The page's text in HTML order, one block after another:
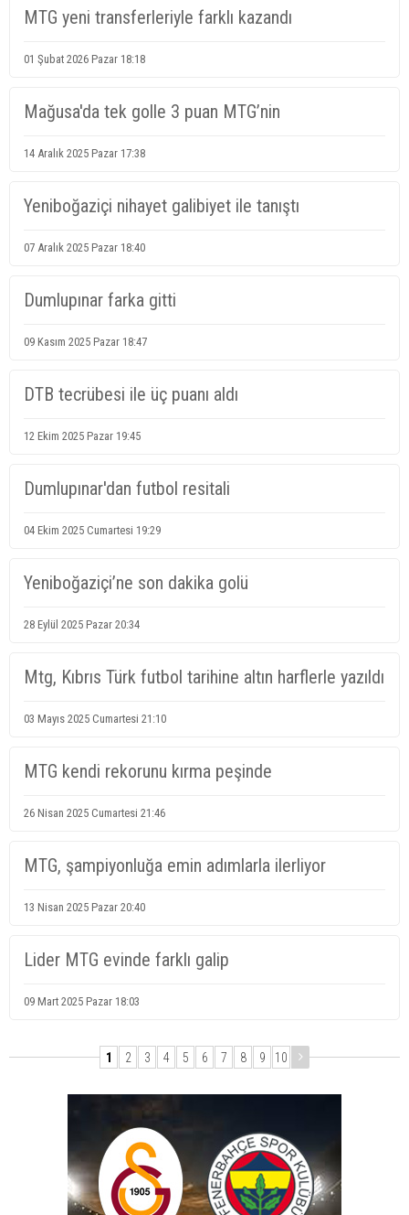
MTG yeni transferleriyle farklı kazandı
01 Şubat 2026 Pazar 18:18
Mağusa'da tek golle 3 puan MTG’nin
14 Aralık 2025 Pazar 17:38
Yeniboğaziçi nihayet galibiyet ile tanıştı
07 Aralık 2025 Pazar 18:40
Dumlupınar farka gitti
09 Kasım 2025 Pazar 18:47
DTB tecrübesi ile üç puanı aldı
12 Ekim 2025 Pazar 19:45
Dumlupınar'dan futbol resitali
04 Ekim 2025 Cumartesi 19:29
Yeniboğaziçi’ne son dakika golü
28 Eylül 2025 Pazar 20:34
Mtg, Kıbrıs Türk futbol tarihine altın harflerle yazıldı
03 Mayıs 2025 Cumartesi 21:10
MTG kendi rekorunu kırma peşinde
26 Nisan 2025 Cumartesi 21:46
MTG, şampiyonluğa emin adımlarla ilerliyor
13 Nisan 2025 Pazar 20:40
Lider MTG evinde farklı galip
09 Mart 2025 Pazar 18:03
1 2 3 4 5 6 7 8 9 10